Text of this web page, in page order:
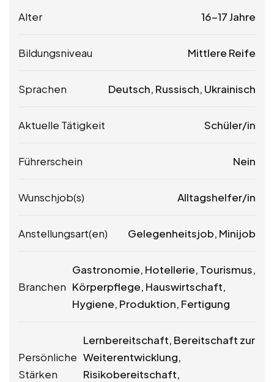
Alter 16-17 Jahre
Bildungsniveau Mittlere Reife
Sprachen Deutsch, Russisch, Ukrainisch
Aktuelle Tätigkeit Schüler/in
Führerschein Nein
Wunschjob(s) Alltagshelfer/in
Anstellungsart(en) Gelegenheitsjob, Minijob
Branchen
Gastronomie, Hotellerie, Tourismus,
Körperpflege, Hauswirtschaft,
Hygiene, Produktion, Fertigung
Persönliche
Stärken
Lernbereitschaft, Bereitschaft zur
Weiterentwicklung,
Risikobereitschaft,